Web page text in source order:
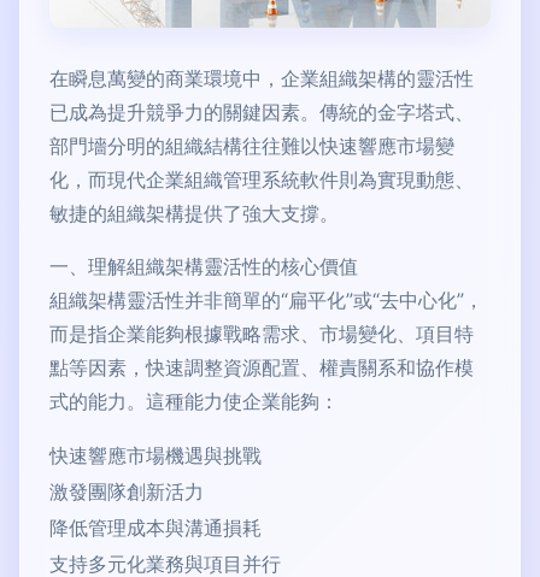
在瞬息萬變的商業環境中，企業組織架構的靈活性
已成為提升競爭力的關鍵因素。傳統的金字塔式、
部門墻分明的組織結構往往難以快速響應市場變
化，而現代企業組織管理系統軟件則為實現動態、
敏捷的組織架構提供了強大支撐。
一、理解組織架構靈活性的核心價值
組織架構靈活性并非簡單的“扁平化”或“去中心化”，
而是指企業能夠根據戰略需求、市場變化、項目特
點等因素，快速調整資源配置、權責關系和協作模
式的能力。這種能力使企業能夠：
快速響應市場機遇與挑戰
激發團隊創新活力
降低管理成本與溝通損耗
支持多元化業務與項目并行